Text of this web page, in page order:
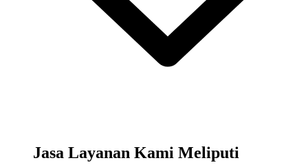
Jasa Layanan Kami Meliputi